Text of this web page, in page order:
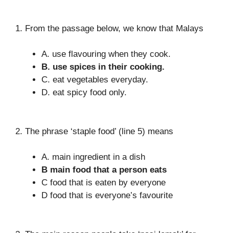
1. From the passage below, we know that Malays
A. use flavouring when they cook.
B. use spices in their cooking.
C. eat vegetables everyday.
D. eat spicy food only.
2. The phrase ‘staple food’ (line 5) means
A. main ingredient in a dish
B main food that a person eats
C food that is eaten by everyone
D food that is everyone’s favourite